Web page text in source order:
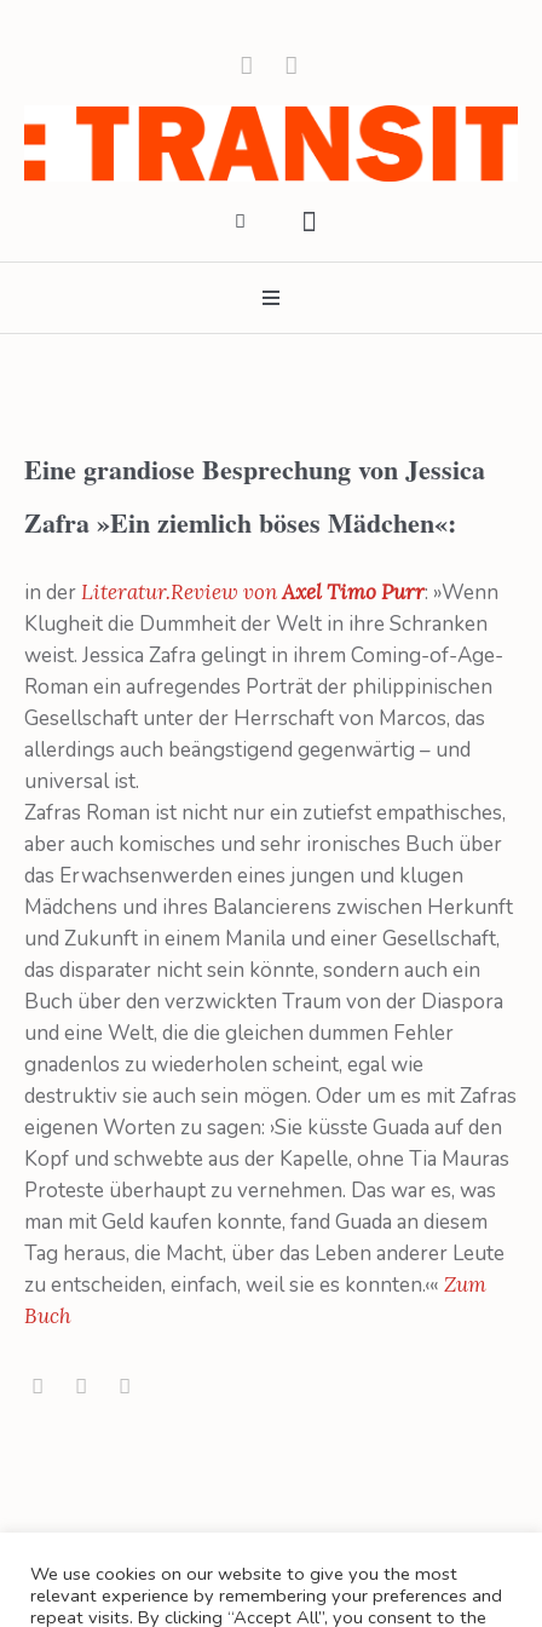
Eine grandiose Besprechung von Jessica
Zafra »Ein ziemlich böses Mädchen«:
in derLiteratur.Review vonAxel Timo Purr: »Wenn
Klugheit die Dummheit der Welt in ihre Schranken
weist. Jessica Zafra gelingt in ihrem Coming-of-Age-
Roman ein aufregendes Porträt der philippinischen
Gesellschaft unter der Herrschaft von Marcos, das
allerdings auch beängstigend gegenwärtig – und
universal ist.
Zafras Roman ist nicht nur ein zutiefst empathisches,
aber auch komisches und sehr ironisches Buch über
das Erwachsenwerden eines jungen und klugen
Mädchens und ihres Balancierens zwischen Herkunft
und Zukunft in einem Manila und einer Gesellschaft,
das disparater nicht sein könnte, sondern auch ein
Buch über den verzwickten Traum von der Diaspora
und eine Welt, die die gleichen dummen Fehler
gnadenlos zu wiederholen scheint, egal wie
destruktiv sie auch sein mögen. Oder um es mit Zafras
eigenen Worten zu sagen: ›Sie küsste Guada auf den
Kopf und schwebte aus der Kapelle, ohne Tia Mauras
Proteste überhaupt zu vernehmen. Das war es, was
man mit Geld kaufen konnte, fand Guada an diesem
Tag heraus, die Macht, über das Leben anderer Leute
zu entscheiden, einfach, weil sie es konnten.‹« Zum
Buch
KONTAKT PRESSE BUCHHANDEL AGB
We use cookies on our website to give you the most
relevant experience by remembering your preferences and
repeat visits. By clicking “Accept All”, you consent to the